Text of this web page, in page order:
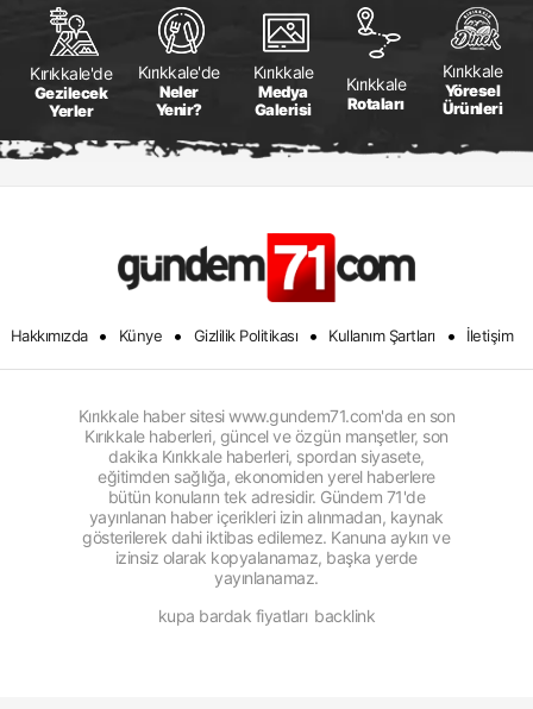
Kırıkkale'de
Gezilecek
Yerler
Kırıkkale'de
Neler
Yenir?
Kırıkkale
Medya
Galerisi
Kırıkkale
Rotaları
Kırıkkale
Yöresel
Ürünleri
Hakkımızda • Künye • Gizlilik Politikası • Kullanım Şartları • İletişim
Kırıkkale haber sitesi www.gundem71.com'da en son
Kırıkkale haberleri, güncel ve özgün manşetler, son
dakika Kırıkkale haberleri, spordan siyasete,
eğitimden sağlığa, ekonomiden yerel haberlere
bütün konuların tek adresidir. Gündem 71'de
yayınlanan haber içerikleri izin alınmadan, kaynak
gösterilerek dahi iktibas edilemez. Kanuna aykırı ve
izinsiz olarak kopyalanamaz, başka yerde
yayınlanamaz.
kupa bardak fiyatları backlink